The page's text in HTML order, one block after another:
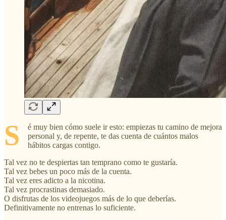
S
é muy bien cómo suele ir esto: empiezas tu camino de mejora
personal y, de repente, te das cuenta de cuántos malos
hábitos cargas contigo.
Tal vez no te despiertas tan temprano como te gustaría.
Tal vez bebes un poco más de la cuenta.
Tal vez eres adicto a la nicotina.
Tal vez procrastinas demasiado.
O disfrutas de los videojuegos más de lo que deberías.
Definitivamente no entrenas lo suficiente.